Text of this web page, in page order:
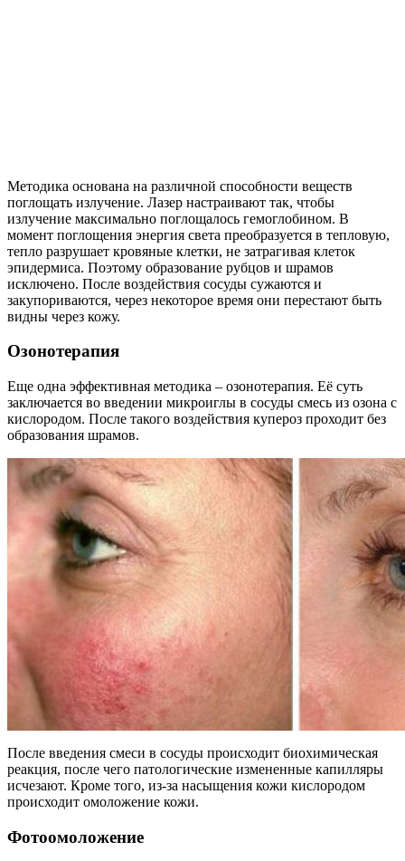
Методика основана на различной способности веществ
поглощать излучение. Лазер настраивают так, чтобы
излучение максимально поглощалось гемоглобином. В
момент поглощения энергия света преобразуется в тепловую,
тепло разрушает кровяные клетки, не затрагивая клеток
эпидермиса. Поэтому образование рубцов и шрамов
исключено. После воздействия сосуды сужаются и
закупориваются, через некоторое время они перестают быть
видны через кожу.
Озонотерапия
Еще одна эффективная методика – озонотерапия. Её суть
заключается во введении микроиглы в сосуды смесь из озона с
кислородом. После такого воздействия купероз проходит без
образования шрамов.
После введения смеси в сосуды происходит биохимическая
реакция, после чего патологические измененные капилляры
исчезают. Кроме того, из-за насыщения кожи кислородом
происходит омоложение кожи.
Фотоомоложение